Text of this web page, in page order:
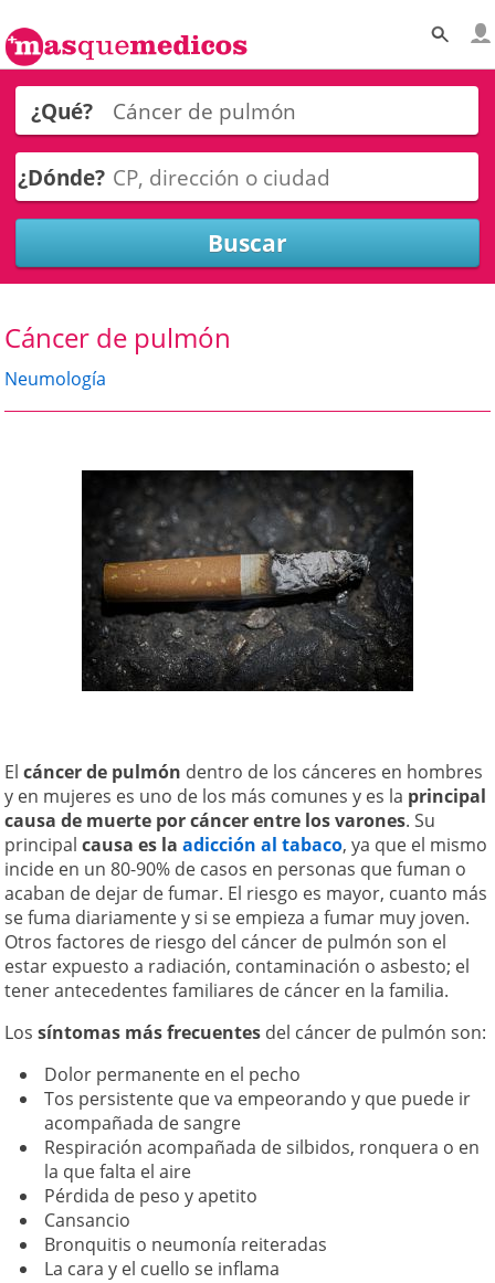
¿Qué?
¿Dónde?
Cáncer de pulmón
Neumología
Elcáncer de pulmón dentro de los cánceres en hombres
y en mujeres es uno de los más comunes y es la principal
causa de muerte por cáncer entre los varones. Su
principalcausa es laadicción al tabaco, ya que el mismo
incide en un 80-90% de casos en personas que fuman o
acaban de dejar de fumar. El riesgo es mayor, cuanto más
se fuma diariamente y si se empieza a fumar muy joven.
Otros factores de riesgo del cáncer de pulmón son el
estar expuesto a radiación, contaminación o asbesto; el
tener antecedentes familiares de cáncer en la familia.
Lossíntomas más frecuentes del cáncer de pulmón son:
Dolor permanente en el pecho
Tos persistente que va empeorando y que puede ir
acompañada de sangre
Respiración acompañada de silbidos, ronquera o en
la que falta el aire
Pérdida de peso y apetito
Cansancio
Bronquitis o neumonía reiteradas
La cara y el cuello se inflama